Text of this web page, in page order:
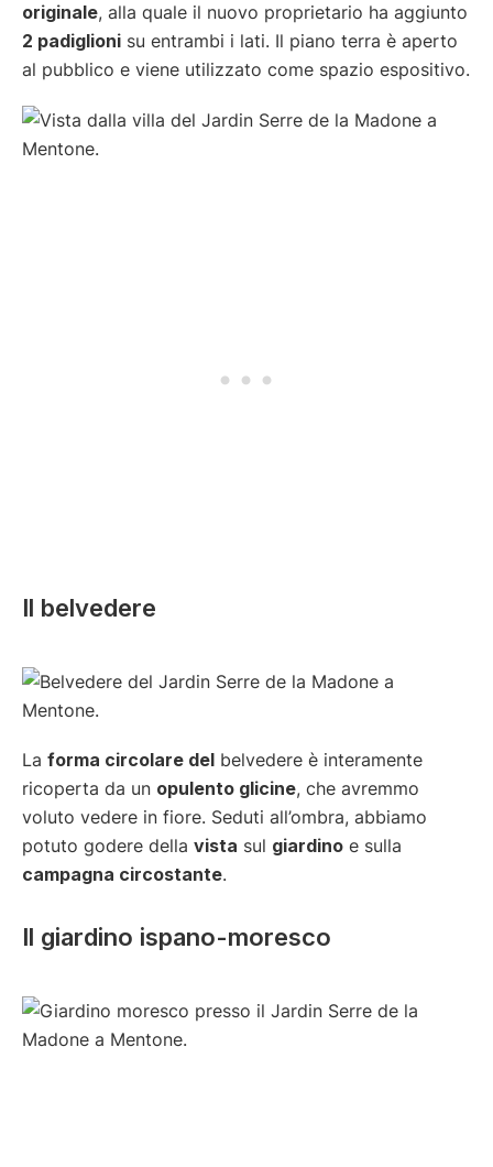
originale, alla quale il nuovo proprietario ha aggiunto
2 padiglioni su entrambi i lati. Il piano terra è aperto
al pubblico e viene utilizzato come spazio espositivo.
Il belvedere
La forma circolare del belvedere è interamente
ricoperta da un opulento glicine, che avremmo
voluto vedere in fiore. Seduti all’ombra, abbiamo
potuto godere della vista sul giardino e sulla
campagna circostante.
Il giardino ispano-moresco